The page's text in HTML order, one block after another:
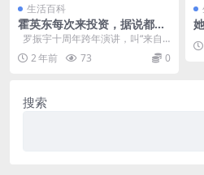
生活百科
霍英东每次来投资，据说都要
看看画在不在，还在就放
罗振宇十周年跨年演讲，叫“来自
未来的好消息”。 在台上，他努力说
了...2 年前 73 0
搜索